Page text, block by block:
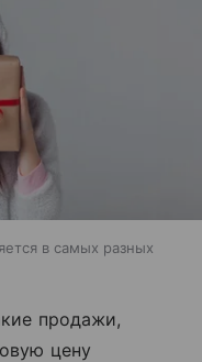
в самых разных
продажи,
цену